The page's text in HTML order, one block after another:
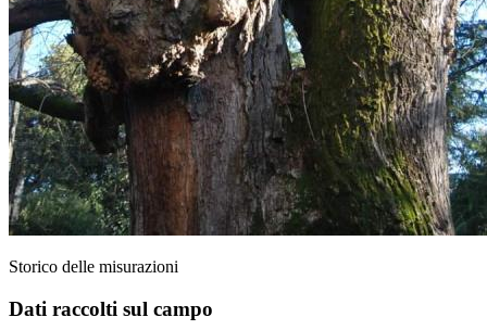
Storico delle misurazioni
Dati raccolti sul campo